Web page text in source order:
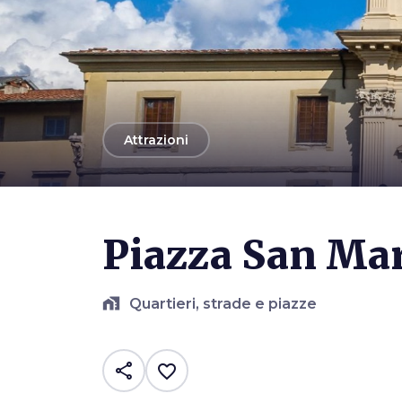
arrow_back
Attrazioni
Piazza San
home_work Quartieri, strade e piazze
share favorite_border